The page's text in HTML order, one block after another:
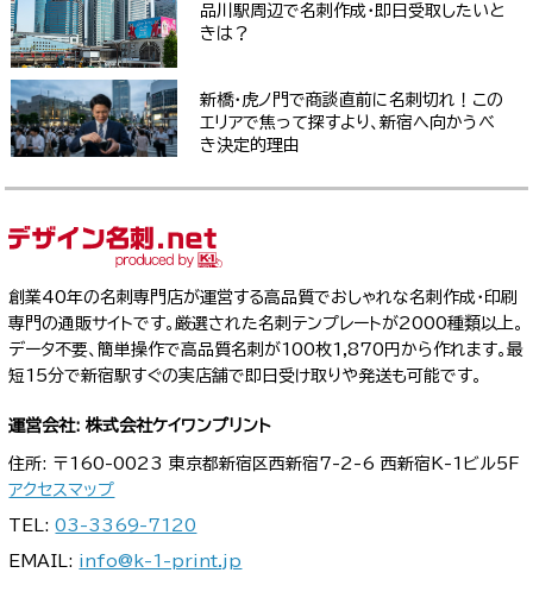
品川駅周辺で名刺作成・即日受取したいと
きは？
新橋・虎ノ門で商談直前に名刺切れ！この
エリアで焦って探すより、新宿へ向かうべ
き決定的理由
創業40年の名刺専門店が運営する高品質でおしゃれな名刺作成・印刷
専門の通販サイトです。厳選された名刺テンプレートが2000種類以上。
データ不要、簡単操作で高品質名刺が100枚1,870円から作れます。最
短15分で新宿駅すぐの実店舗で即日受け取りや発送も可能です。
運営会社: 株式会社ケイワンプリント
住所: 〒160-0023 東京都新宿区西新宿7-2-6 西新宿K-1ビル5F
アクセスマップ
TEL:03-3369-7120
EMAIL: info@k-1-print.jp